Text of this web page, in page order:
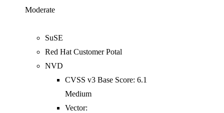
Moderate
SuSE
Red Hat Customer Potal
NVD
CVSS v3 Base Score: 6.1
Medium
Vector: